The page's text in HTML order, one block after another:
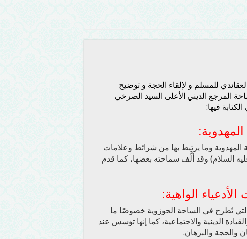
للمسلم و لإلقاء الحجة و توضيح
المرجع الديني الأعلى السيد الصرخي
فيها:
:
وما يرتبط بها من شرائط وعلامات
السلام) وقد ألَّف سماحته بعضها، كما قدم
الواهية:
تُطرح في الساحة الحوزوية خصوصًا ما
الدينية والاجتماعية، كما إنها تؤسس عند
والحجة والبرهان.